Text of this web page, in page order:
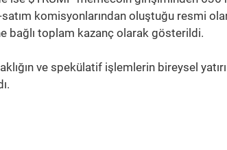
komisyonlarından oluştuğu resmi
bağlı toplam kazanç olarak gösterildi.
ve spekülatif işlemlerin bireysel